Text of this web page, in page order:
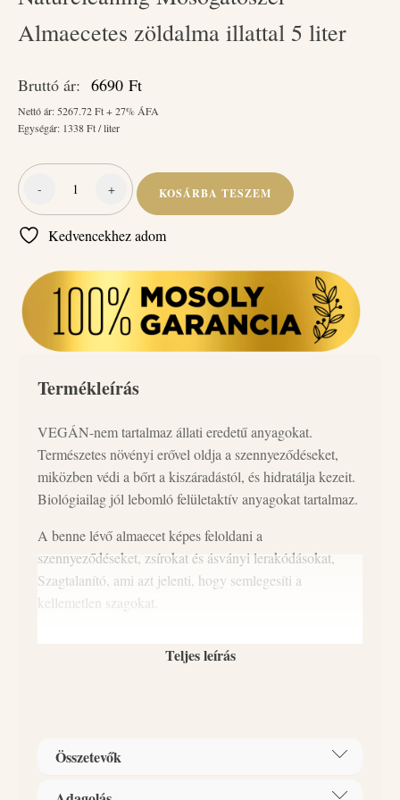
Almaecetes zöldalma illattal 5 liter
Bruttó ár: 6690 Ft
Nettó ár: 5267.72Ft + 27% ÁFA
Egységár: 1338Ft / liter
-
Naturcleaning
Almaecetes
illattal
5
liter
mennyiség
+ KOSÁRBA TESZEM
Kedvencekhez adom
Termékleírás
VEGÁN-nem tartalmaz állati eredetű anyagokat.
Természetes növényi erővel oldja a szennyeződéseket,
miközben védi a bőrt a kiszáradástól, és hidratálja kezeit.
Biológiailag jól lebomló felületaktív anyagokat tartalmaz.
A benne lévő almaecet képes feloldani a
szennyeződéseket, zsírokat és ásványi lerakódásokat,
Szagtalanító, ami azt jelenti, hogy semlegesíti a
kellemetlen szagokat.
Teljes leírás
Összetevők